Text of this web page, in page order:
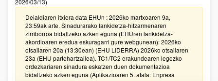
2026/03/13)
Deialdiaren itxiera data EHUn : 2026ko martxoaren 9a,
23:59ak arte. Sinadurarako lankidetza-hitzarmenaren
zirriborroa bidaltzeko azken eguna (EHUren lankidetza-
akordioaren eredua eskuragarri gure webgunean): 2026ko
otsailaren 20a (13:30ean) (EHU LIDERRA) 2026ko otsailaren
23a (EHU partehartzailea). TC1/TC2 erakundearen legezko
ordezkariaren sinadura eskatzen duen dokumentazioa
bidaltzeko azken eguna (Aplikazioaren 5. atala: Enpresa